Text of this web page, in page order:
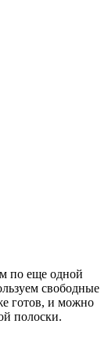
по еще одной
свободные
готов, и можно
полоски.